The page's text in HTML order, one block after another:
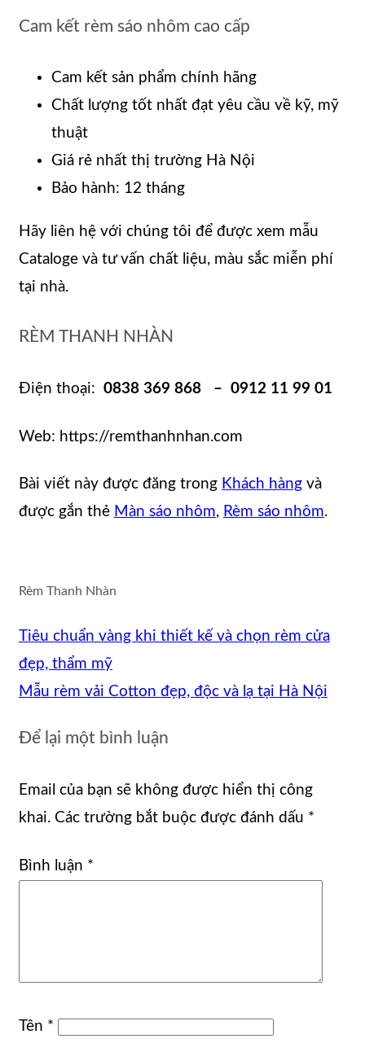
Cam kết rèm sáo nhôm cao cấp
Cam kết sản phẩm chính hãng
Chất lượng tốt nhất đạt yêu cầu về kỹ, mỹ
thuật
Giá rẻ nhất thị trường Hà Nội
Bảo hành: 12 tháng
Hãy liên hệ với chúng tôi để được xem mẫu
Cataloge và tư vấn chất liệu, màu sắc miễn phí
tại nhà.
RÈM THANH NHÀN
Điện thoại: 0838 369 868 – 0912 11 99 01
Web: https://remthanhnhan.com
Bài viết này được đăng trong Khách hàng và
được gắn thẻ Màn sáo nhôm, Rèm sáo nhôm.
Rèm Thanh Nhàn
Tiêu chuẩn vàng khi thiết kế và chọn rèm cửa
đẹp, thẩm mỹ
Mẫu rèm vải Cotton đẹp, độc và lạ tại Hà Nội
Để lại một bình luận
Email của bạn sẽ không được hiển thị công
khai. Các trường bắt buộc được đánh dấu *
Bình luận *
Tên *